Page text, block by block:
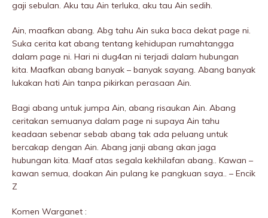
gaji sebulan. Aku tau Ain terIuka, aku tau Ain sedih.
Ain, maafkan abang. Abg tahu Ain suka baca dekat page ni.
Suka cerita kat abang tentang kehidupan rumahtangga
dalam page ni. Hari ni dug4an ni terjadi dalam hubungan
kita. Maafkan abang banyak – banyak sayang. Abang banyak
Iukakan hati Ain tanpa pikirkan perasaan Ain.
Bagi abang untuk jumpa Ain, abang risaukan Ain. Abang
ceritakan semuanya dalam page ni supaya Ain tahu
keadaan sebenar sebab abang tak ada peluang untuk
bercakap dengan Ain. Abang janji abang akan jaga
hubungan kita. Maaf atas segala kekhilafan abang.. Kawan –
kawan semua, doakan Ain pulang ke pangkuan saya.. – Encik
Z
Komen Warganet :